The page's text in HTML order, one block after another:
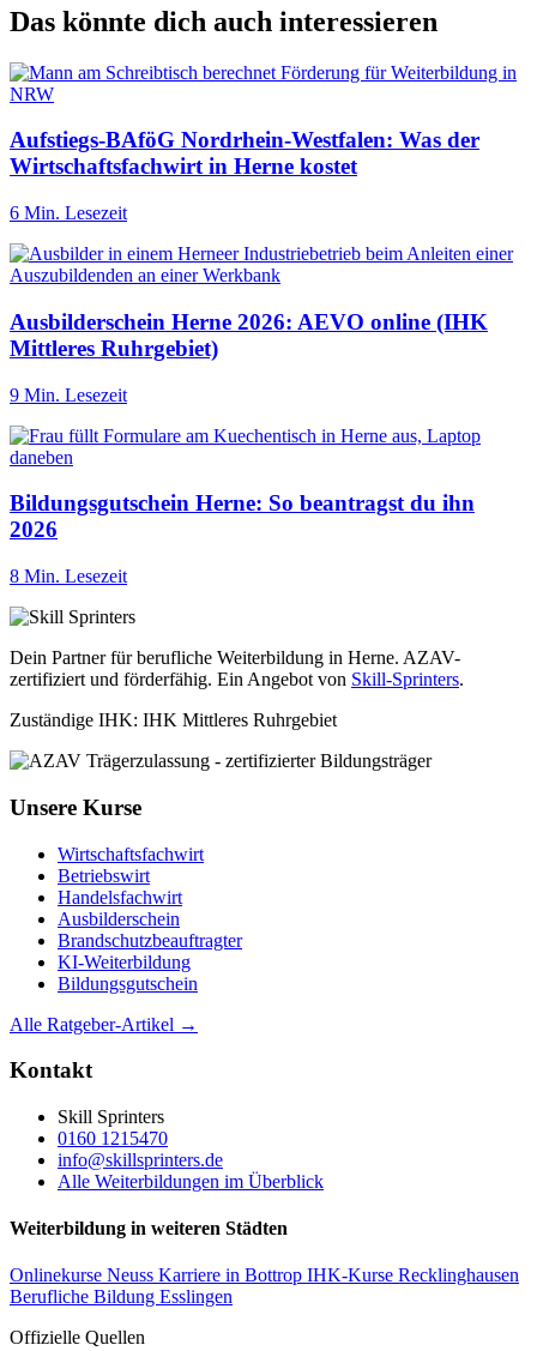
Das könnte dich auch interessieren
Aufstiegs-BAföG Nordrhein-Westfalen: Was der
Wirtschaftsfachwirt in Herne kostet
6 Min. Lesezeit
Ausbilderschein Herne 2026: AEVO online (IHK
Mittleres Ruhrgebiet)
9 Min. Lesezeit
Bildungsgutschein Herne: So beantragst du ihn
2026
8 Min. Lesezeit
Dein Partner für berufliche Weiterbildung in Herne. AZAV-
zertifiziert und förderfähig. Ein Angebot von Skill-Sprinters.
Zuständige IHK: IHK Mittleres Ruhrgebiet
Unsere Kurse
Wirtschaftsfachwirt
Betriebswirt
Handelsfachwirt
Ausbilderschein
Brandschutzbeauftragter
KI-Weiterbildung
Bildungsgutschein
Alle Ratgeber-Artikel →
Kontakt
Skill Sprinters
0160 1215470
info@skillsprinters.de
Alle Weiterbildungen im Überblick
Weiterbildung in weiteren Städten
Onlinekurse Neuss Karriere in Bottrop IHK-Kurse Recklinghausen
Berufliche Bildung Esslingen
Offizielle Quellen